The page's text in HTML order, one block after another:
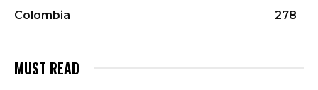
Colombia
278
MUST READ